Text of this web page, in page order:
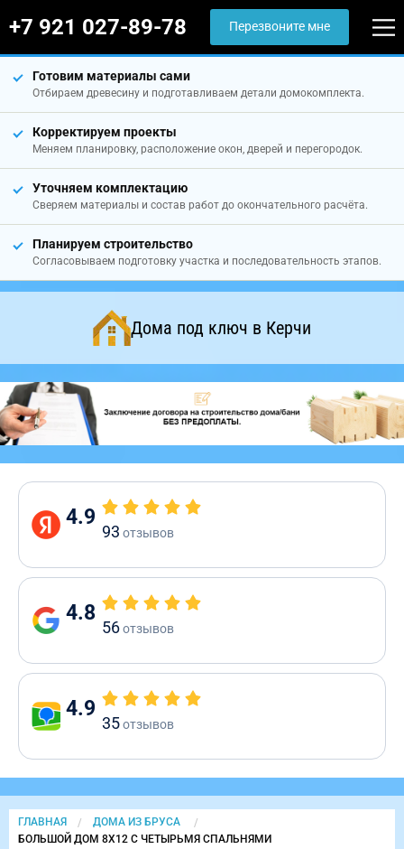
+7 921 027-89-78 Перезвоните мне
Готовим материалы сами
Отбираем древесину и подготавливаем детали домокомплекта.
Корректируем проекты
Меняем планировку, расположение окон, дверей и перегородок.
Уточняем комплектацию
Сверяем материалы и состав работ до окончательного расчёта.
Планируем строительство
Согласовываем подготовку участка и последовательность этапов.
Дома под ключ в Керчи
4.9
93 отзывов
4.8
56отзывов
4.9
35отзывов
ГЛАВНАЯ
ДОМА ИЗ БРУСА
CURRENT:
БОЛЬШОЙ ДОМ 8Х12 С ЧЕТЫРЬМЯ СПАЛЬНЯМИ